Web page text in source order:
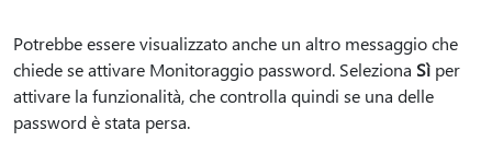
Potrebbe essere visualizzato anche un altro messaggio che
chiede se attivare Monitoraggio password. Seleziona Sì per
attivare la funzionalità, che controlla quindi se una delle
password è stata persa.